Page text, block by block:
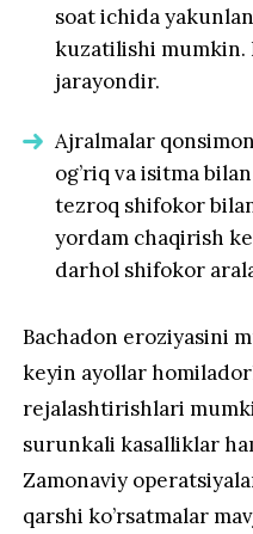
soat ichida
kuzatilishi mumkin.
jarayondir.
Ajralmalar
og’riq va isitma
tezroq shifokor
yordam chaqirish
darhol shifokor
Bachadon eroziyasini
keyin ayollar
rejalashtirishlari
surunkali kasalliklar
Zamonaviy
qarshi ko’rsatmalar